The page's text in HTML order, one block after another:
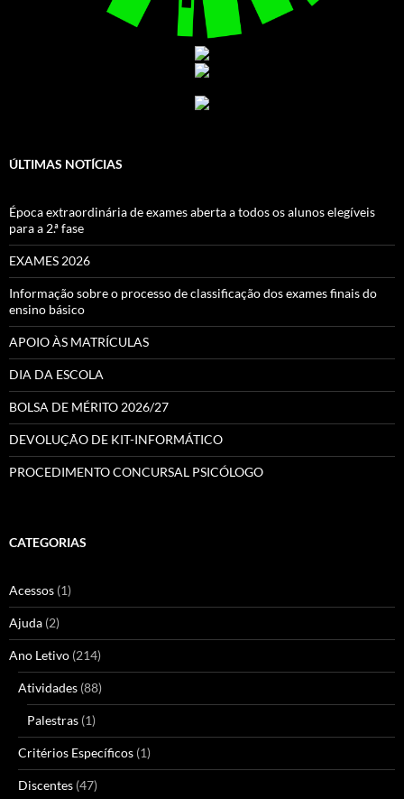
ÚLTIMAS NOTÍCIAS
Época extraordinária de exames aberta a todos os alunos elegíveis
para a 2.ª fase
EXAMES 2026
Informação sobre o processo de classificação dos exames finais do
ensino básico
APOIO ÀS MATRÍCULAS
DIA DA ESCOLA
BOLSA DE MÉRITO 2026/27
DEVOLUÇÃO DE KIT-INFORMÁTICO
PROCEDIMENTO CONCURSAL PSICÓLOGO
CATEGORIAS
Acessos (1)
Ajuda (2)
Ano Letivo (214)
Atividades (88)
Palestras (1)
Critérios Específicos (1)
Discentes (47)